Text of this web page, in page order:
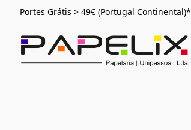
Portes Grátis > 49€ (Portugal Continental)*